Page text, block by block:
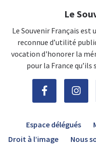
Le
Le Souvenir Français est
reconnue d’utilité
vocation d'honorer la
pour la France
Espace délégués
Droit à l’image
Nous